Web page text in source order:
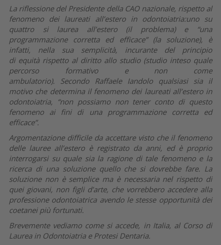
La riflessione del Presidente della CAO nazionale, rispetto al
fenomeno dei laureati all’estero in odontoiatria:uno su
quattro si laurea all’estero (il problema) e “una
programmazione corretta ed efficace” (la soluzione), è
infatti, nella sua semplicità, incurante del principio
di equità rispetto al diritto allo studio (studio inteso quale
percorso formativo e non come
ambulatorio). Secondo Raffaele Iandolo qualsiasi sia il
motivo che determina il fenomeno dei laureati all’estero in
odontoiatria, “non possiamo non tener conto di questo
fenomeno ai fini di una programmazione corretta ed
efficace”.
Argomentazione difficile da accettare visto che il fenomeno
delle lauree all’estero è registrato da anni, ed è proprio
interrogarsi su quale sia la ragione di tale fenomeno e la
ricerca di una soluzione quello che si dovrebbe fare. La
soluzione non è semplice ma è necessaria nel rispetto di
quei giovani, non figli d’arte, che vorrebbero accedere alla
professione odontoiatrica avendo le stesse opportunità dei
coetanei più fortunati.
Brevemente vediamo come si accede, in Italia, al Corso di
Laurea in Odontoiatria e Protesi Dentaria.